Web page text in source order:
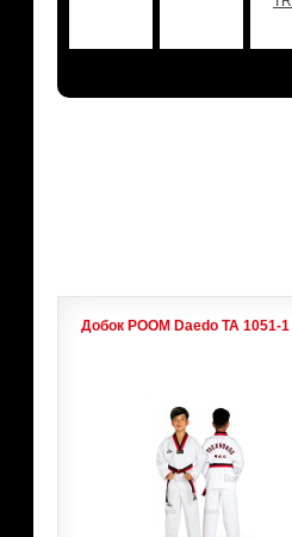
Добок POOM Daedo ТА 1051-1